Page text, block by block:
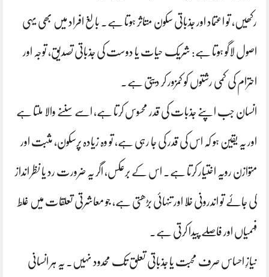
رکھیں، تو اعتماد اور جذباتی سکون متاثر ہوتا ہے۔ بالغ افراد میں بھی یہی
اصول لاگو ہوتا ہے: شریک حیات یا دوست کی جذباتی تصدیق، توجہ اور
احترام کی کمی رشتوں کو کمزور کر دیتی ہے۔
انسان جب اپنے جذبات کی قدر محسوس کرتا ہے، اسے سننے والا ملتا ہے
اور یہ یقین ہو کہ اس کی قدر کی جا رہی ہے، تو وہ زیادہ پرسکون، مثبت اور
متوازن رویہ اختیار کرتا ہے۔ اس کے برعکس، اگر یہ ضرورت رد یا نظر انداز
کی جائے تو اندرونی خلا اور تنہائی بڑھتی ہے، جو معاشرتی تعلقات میں غلط
فہمیاں اور فاصلے پیدا کرتی ہے۔
نیازِ احساس صرف محبت یا جذباتی تعلق تک محدود نہیں۔ یہ ہر انسانی